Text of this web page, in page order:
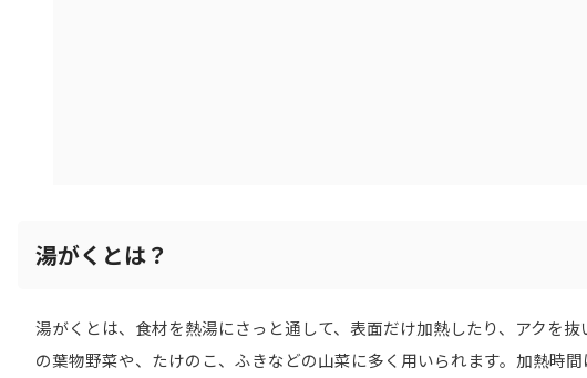
湯がくとは？
湯がくとは、食材を熱湯にさっと通して、表面だけ加熱したり、アクを
の葉物野菜や、たけのこ、ふきなどの山菜に多く用いられます。加熱時